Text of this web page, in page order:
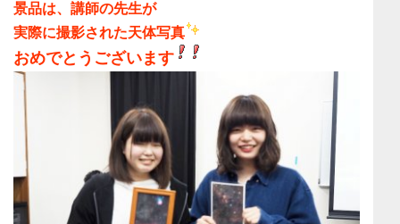
景品は、 講師の先生が
実際に撮影された天体写真
おめでとうございます